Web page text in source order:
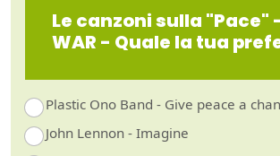
Le canzoni sulla "Pace"
WAR - Quale la tua
Plastic Ono Band - Give peace a
John Lennon - Imagine